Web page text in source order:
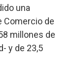
una
Comercio de
millones de
y de 23,5